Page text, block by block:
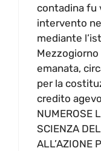
contadina fu
intervento
mediante
Mezzogiorno
emanata,
per la
credito
NUMEROSE
SCIENZA
ALL’AZIONE